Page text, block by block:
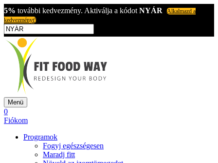
5% további kedvezmény. Aktiválja a kódot NYÁR
Alkalmazd a
kedvezményt!
Menü
0
Fiókom
Programok
Fogyj egészségesen
Maradj fitt